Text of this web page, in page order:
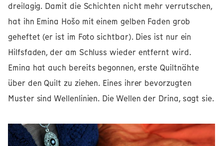
dreilagig. Damit die Schichten nicht mehr verrutschen,
hat ihn Emina Hošo mit einem gelben Faden grob
geheftet (er ist im Foto sichtbar). Dies ist nur ein
Hilfsfaden, der am Schluss wieder entfernt wird.
Emina hat auch bereits begonnen, erste Quiltnähte
über den Quilt zu ziehen. Eines ihrer bevorzugten
Muster sind Wellenlinien. Die Wellen der Drina, sagt sie.